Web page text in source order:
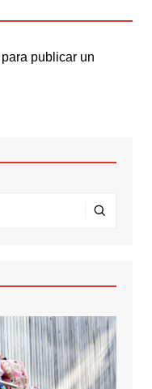
publicar un